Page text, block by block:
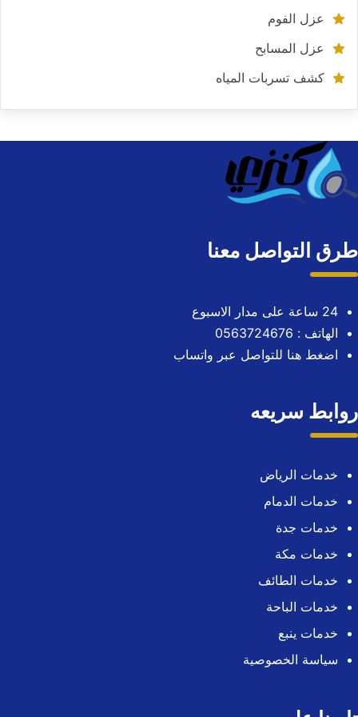
عزل الفوم
عزل المسابح
كشف تسربات المياه
طرق التواصل معنا
24 ساعة على مدار الاسبوع
الهاتف : 0563724676
اضغط هنا للتواصل عبر واتساب
روابط سريعه
خدمات الرياض
خدمات الدمام
خدمات جدة
خدمات مكة
خدمات الطائف
خدمات الباحة
خدمات ينبع
سياسة الخصوصية